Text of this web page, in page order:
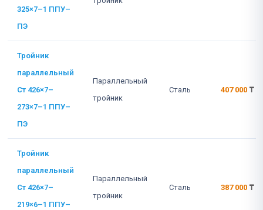
325×7–1 ППУ–
ПЭ
Тройник
параллельный
Ст 426×7–
273×7–1 ППУ–
ПЭ
Параллельный
тройник
Сталь 407 000 ₸
Тройник
параллельный
Ст 426×7–
219×6–1 ППУ–
Параллельный
тройник
Сталь 387 000 ₸